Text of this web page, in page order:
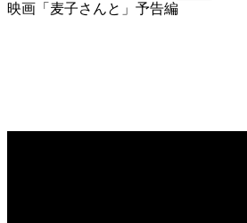
映画「麦子さんと」予告編